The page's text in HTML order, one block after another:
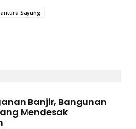
Sayung
Banjir, Bangunan
Mendesak